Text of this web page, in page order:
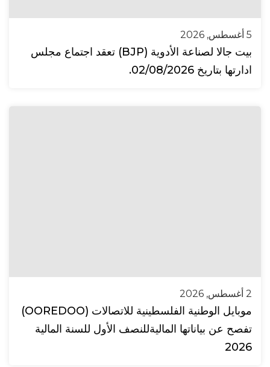
5 أغسطس, 2026
بيت جالا لصناعة الأدوية (BJP) تعقد اجتماع مجلس
ادارتها بتاريخ 02/08/2026.
2 أغسطس, 2026
موبايل الوطنية الفلسطينية للاتصالات (OOREDOO)
تفصح عن بياناتها الماليةللنصف الأول للسنة المالية
2026